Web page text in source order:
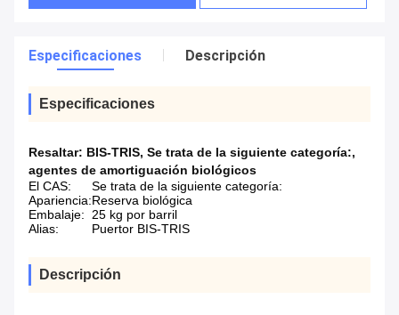
Especificaciones Descripción
Especificaciones
Resaltar: BIS-TRIS, Se trata de la siguiente categoría:,
agentes de amortiguación biológicos
El CAS:
Se trata de la siguiente categoría:
Apariencia:Reserva biológica
Embalaje: 25 kg por barril
Alias:
Puertor BIS-TRIS
Descripción